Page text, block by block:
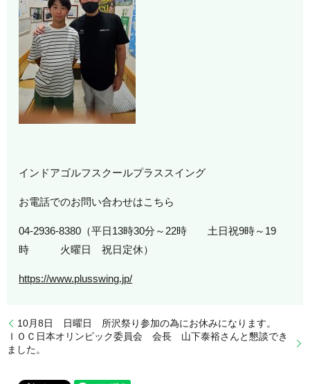
インドアゴルフスクールプラススイング
お電話でのお問い合わせはこちら
04-2936-8380（平日13時30分～22時 土日祝9時～19
時 火曜日 祝日定休）
https://www.plusswing.jp/
10月8日 日曜日 所沢祭り参加の為にお休みになります。
ＩＯＣ日本オリンピック委員会 会長 山下泰裕さんと懇談でき
ました。